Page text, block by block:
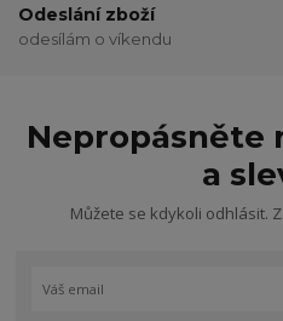
Odeslání zboží
odesílám o víkendu
Nepropásněte
a
Můžete se kdykoli odhlásit.